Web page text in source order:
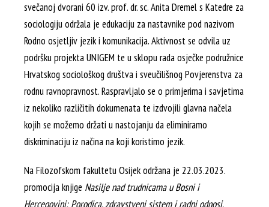
svečanoj dvorani 60 izv. prof. dr. sc. Anita Dremel s Katedre za
sociologiju održala je edukaciju za nastavnike pod nazivom
Rodno osjetljiv jezik i komunikacija. Aktivnost se odvila uz
podršku projekta UNIGEM te u sklopu rada osječke podružnice
Hrvatskog sociološkog društva i sveučilišnog Povjerenstva za
rodnu ravnopravnost. Raspravljalo se o primjerima i savjetima
iz nekoliko različitih dokumenata te izdvojili glavna načela
kojih se možemo držati u nastojanju da eliminiramo
diskriminaciju iz načina na koji koristimo jezik.
Na Filozofskom fakultetu Osijek održana je 22.03.2023.
promocija knjige Nasilje nad trudnicama u Bosni i
Hercegovini: Porodica, zdravstveni sistem i radni odnosi.